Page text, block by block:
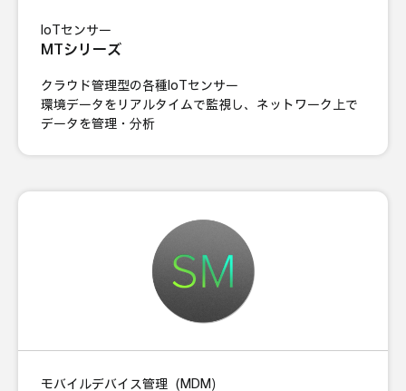
IoTセンサー
MTシリーズ
クラウド管理型の各種IoTセンサー
環境データをリアルタイムで監視し、ネットワーク上で
データを管理・分析
モバイルデバイス管理（MDM）